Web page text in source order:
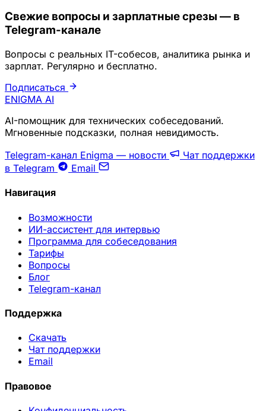
Свежие вопросы и зарплатные срезы — в
Telegram-канале
Вопросы с реальных IT-собесов, аналитика рынка и
зарплат. Регулярно и бесплатно.
Подписаться
ENIGMA AI
AI-помощник для технических собеседований.
Мгновенные подсказки, полная невидимость.
Telegram-канал Enigma — новости
Чат поддержки
в Telegram
Email
Навигация
Возможности
ИИ-ассистент для интервью
Программа для собеседования
Тарифы
Вопросы
Блог
Telegram-канал
Поддержка
Скачать
Чат поддержки
Email
Правовое